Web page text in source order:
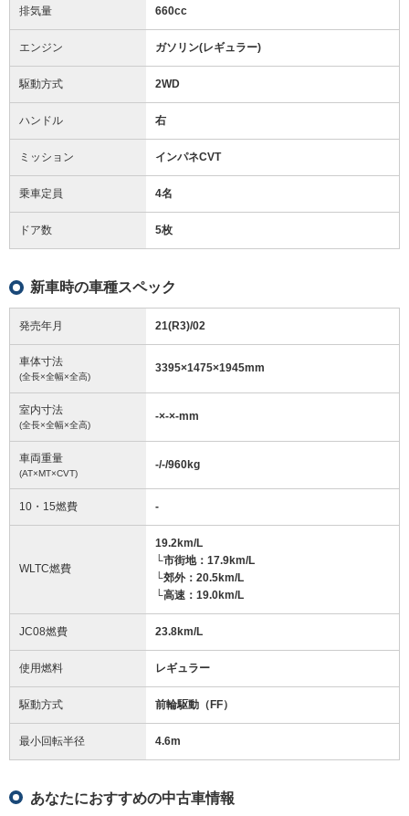
排気量 660cc
エンジン ガソリン(レギュラー)
駆動方式 2WD
ハンドル 右
ミッション インパネCVT
乗車定員 4名
ドア数 5枚
新車時の車種スペック
発売年月 21(R3)/02
車体寸法
(全長×全幅×全高)
3395×1475×1945mm
室内寸法
(全長×全幅×全高)
-×-×-mm
車両重量
(AT×MT×CVT)
-/-/960kg
10・15燃費 -
WLTC燃費
19.2km/L
└市街地：17.9km/L
└郊外：20.5km/L
└高速：19.0km/L
JC08燃費 23.8km/L
使用燃料 レギュラー
駆動方式 前輪駆動（FF）
最小回転半径 4.6m
あなたにおすすめの中古車情報